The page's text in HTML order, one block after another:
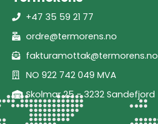
+47 35 59 21 77
ordre@termorens.no
fakturamottak@termorens.no
NO 922 742 049 MVA
Skolmar 25 - 3232 Sandefjord